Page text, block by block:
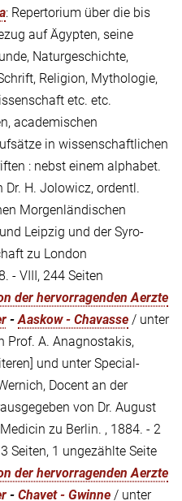
: Repertorium über die bis
auf Ägypten, seine
Naturgeschichte,
Religion, Mythologie,
etc. etc.
academischen
in wissenschaftlichen
: nebst einem alphabet.
Dr. H. Jolowicz, ordentl.
Morgenländischen
Leipzig und der Syro-
zu London
- VIII, 244 Seiten
der hervorragenden Aerzte
-Aaskow - Chavasse / unter
Prof. A. Anagnostakis,
und unter Special-
Docent an der
von Dr. August
zu Berlin. , 1884. - 2
Seiten, 1 ungezählte Seite
der hervorragenden Aerzte
- Chavet - Gwinne / unter